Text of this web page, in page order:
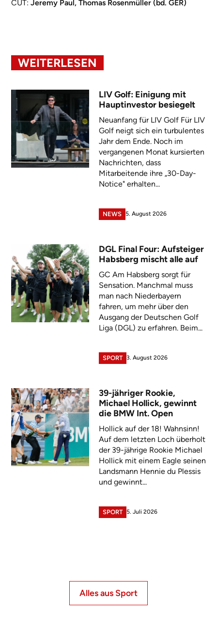
CUT: Jeremy Paul, Thomas Rosenmüller (bd. GER)
WEITERLESEN
LIV Golf: Einigung mit
Hauptinvestor besiegelt
Neuanfang für LIV Golf Für LIV
Golf neigt sich ein turbulentes
Jahr dem Ende. Noch im
vergangenen Monat kursierten
Nachrichten, dass
Mitarbeitende ihre „30-Day-
Notice" erhalten...
NEWS 5. August 2026
DGL Final Four: Aufsteiger
Habsberg mischt alle auf
GC Am Habsberg sorgt für
Sensation. Manchmal muss
man nach Niederbayern
fahren, um mehr über den
Ausgang der Deutschen Golf
Liga (DGL) zu erfahren. Beim...
SPORT 3. August 2026
39-jähriger Rookie,
Michael Hollick, gewinnt
die BMW Int. Open
Hollick auf der 18! Wahnsinn!
Auf dem letzten Loch überholt
der 39-jährige Rookie Michael
Hollick mit einem Eagle seinen
Landsmann Hennie du Plessis
und gewinnt...
SPORT 5. Juli 2026
Alles aus Sport